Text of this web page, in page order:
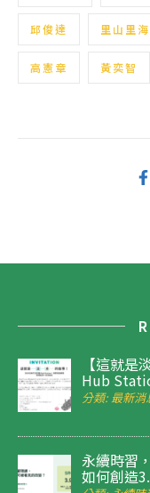
邱俊達 里山里海
高憲章 黃奕智
【這就
Hub
分類: 最新
永續時習
如何創造